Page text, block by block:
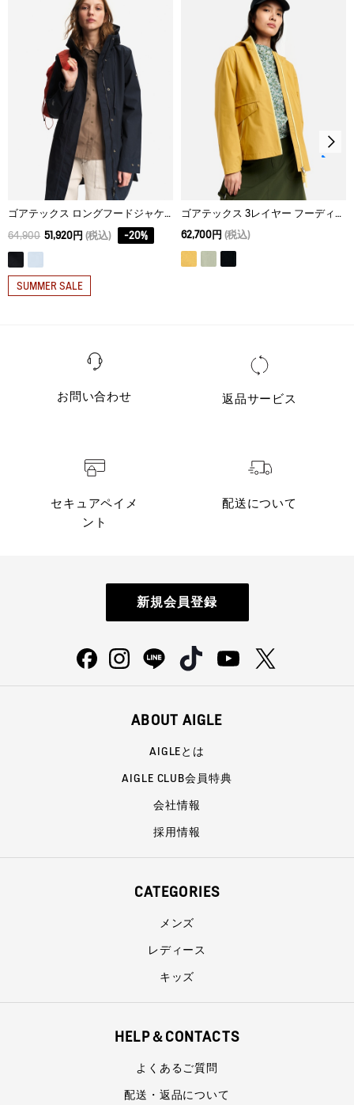
アイロン仕上げ処理はできない。
ドライクリーニング処理ができない。
ウェットクリーニング処理ができる。：通常の処理
ゴアテックス ロングフードジャケット
64,900 51,920円 (税込) -20%
SUMMER SALE
ゴアテックス 3レイヤー フーディジャケット
62,700円 (税込)
お問い合わせ 返品サービス
セキュアペイメ
ント
配送について
新規会員登録
ABOUT AIGLE
AIGLEとは
AIGLE CLUB会員特典
会社情報
採用情報
CATEGORIES
メンズ
レディース
キッズ
HELP＆CONTACTS
よくあるご質問
配送・返品について